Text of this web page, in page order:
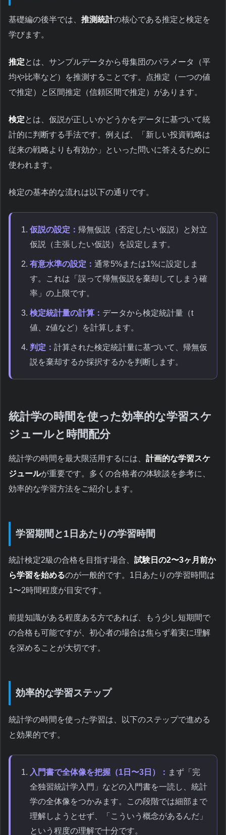
基礎編の後半では、 推測統計の核心である推定と検定を
学びます。
推定とは、サンプルデータから母集団のパラメータ（平
均や比率など）を推測することです。点推定（一つの値
で推定）と区間推定（信頼区間で推定）があります。
検定とは、仮説が正しいかどうかをデータに基づいて統
計的に判断する手法です。例えば、「新しい投資戦略は
従来の戦略よりも有効か」といった問いに答えるために
使われます。
検定の基本的な流れは以下の通りです。
仮説の設定： 帰無仮説（否定したい仮説）と対立
仮説（主張したい仮説）を設定します。
有意水準の設定： 通常5%または1%に設定しま
す。これは「誤って帰無仮説を棄却してしまう確
率」の上限です。
検定統計量の計算： データから検定統計量（t
値、z値など）を計算します。
判定： 計算された検定統計量に基づいて、帰無仮
説を棄却するか採択するかを判断します。
統計学の時間を使った効率的な学習スケ
ジュールと時間配分
統計学の時間を最大限活用するには、 計画的な学習スケ
ジュールが重要です。多くの合格者の体験談を参考に、
効率的な学習方法をご紹介します。
学習期間と1日あたりの学習時間
統計検定2級の合格を目指す場合、 試験日の2〜3ヶ月前か
ら学習を始めるのが一般的です。1日あたりの学習時間は
1〜2時間程度が目安です。
前提知識がある程度ある方であれば、もう少し短期間で
の合格も可能ですが、初心者の場合は焦らず着実に理解
を深めることが大切です。
効率的な学習ステップ
統計学の時間を使った学習は、以下のステップで進める
と効果的です。
入門書で全体像を把握（1日〜3日）： まず「完
全独習統計学入門」などの入門書を一読し、統計
学の全体像をつかみます。この段階では細部まで
理解しようとせず、「こういう概念があるんだ」
という程度の理解で十分です。